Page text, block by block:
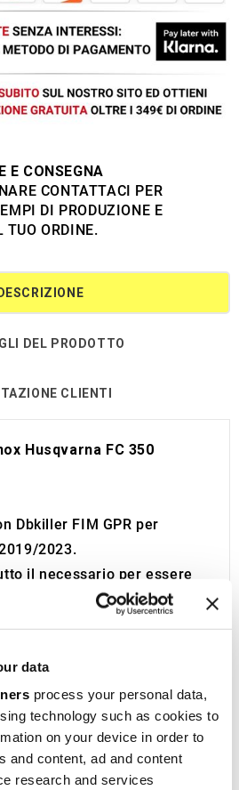
data
process your personal data,
technology such as cookies to
on your device in order to
and content, ad and content
research and services
E CONSEGNA
CONTATTACI PER
DI PRODUZIONE E
TUO ORDINE.
DESCRIZIONE
DEL PRODOTTO
CLIENTI
Husqvarna FC 350
Dbkiller FIM GPR per
2023.
il necessario per essere
senza bisogno di modifiche.
nella produzione di
per moto, situata a Cerro
di Milano, Italia. La storia